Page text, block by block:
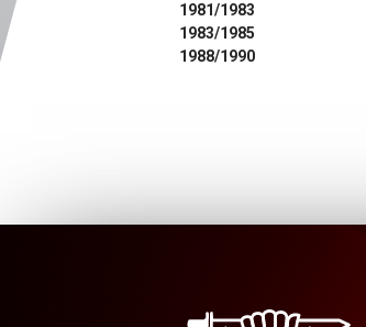
1981/1983
1983/1985
1988/1990